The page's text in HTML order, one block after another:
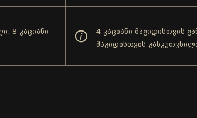
8 კაციანი
4 კაციანი მაგიდისთვის
მაგიდისთვის